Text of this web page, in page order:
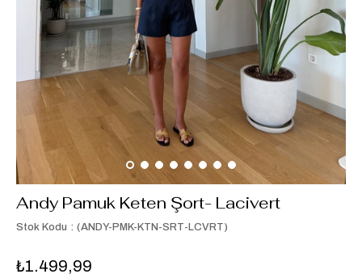
Andy Pamuk Keten Şort- Lacivert
Stok Kodu (ANDY-PMK-KTN-SRT-LCVRT)
₺1.499,99